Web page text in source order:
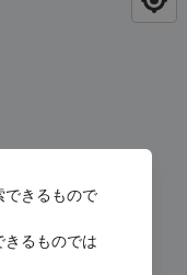
できるもので
きるものでは